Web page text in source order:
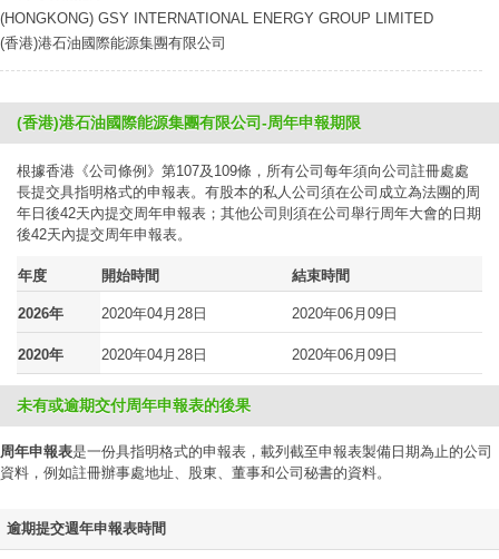
(HONGKONG) GSY INTERNATIONAL ENERGY GROUP LIMITED
(香港)港石油國際能源集團有限公司
(香港)港石油國際能源集團有限公司-周年申報期限
根據香港《公司條例》第107及109條，所有公司每年須向公司註冊處處
長提交具指明格式的申報表。有股本的私人公司須在公司成立為法團的周
年日後42天內提交周年申報表；其他公司則須在公司舉行周年大會的日期
後42天內提交周年申報表。
年度 開始時間 結束時間
2026年 2020年04月28日 2020年06月09日
2020年 2020年04月28日 2020年06月09日
未有或逾期交付周年申報表的後果
周年申報表是一份具指明格式的申報表，載列截至申報表製備日期為止的公司
資料，例如註冊辦事處地址、股東、董事和公司秘書的資料。
逾期提交週年申報表時間